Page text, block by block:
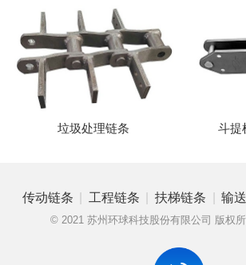
垃圾处理链条 斗提
传动链条 工程链条 扶梯链条 输
© 2021 苏州环球科技股份有限公司 版权